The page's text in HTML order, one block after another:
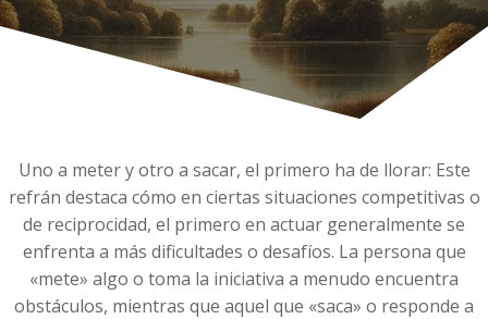
Uno a meter y otro a sacar, el primero ha de llorar: Este
refrán destaca cómo en ciertas situaciones competitivas o
de reciprocidad, el primero en actuar generalmente se
enfrenta a más dificultades o desafíos. La persona que
«mete» algo o toma la iniciativa a menudo encuentra
obstáculos, mientras que aquel que «saca» o responde a